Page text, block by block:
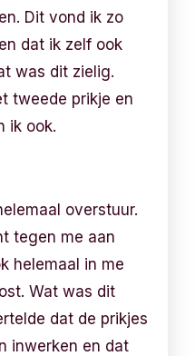
Dit vond ik zo
dat ik zelf ook
was dit zielig.
tweede prikje en
ik ook.
overstuur.
tegen me aan
helemaal in me
Wat was dit
dat de prikjes
inwerken en dat